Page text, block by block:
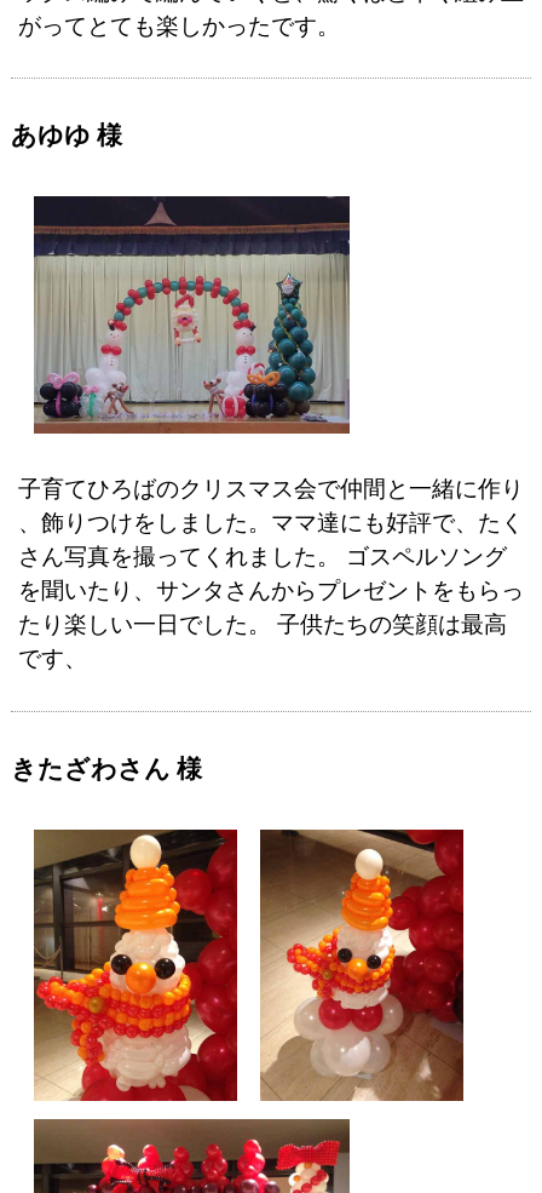
がってとても楽しかったです。
あゆゆ 様
子育てひろばのクリスマス会で仲間と一緒に作り
、飾りつけをしました。ママ達にも好評で、たく
さん写真を撮ってくれました。 ゴスペルソング
を聞いたり、サンタさんからプレゼントをもらっ
たり楽しい一日でした。 子供たちの笑顔は最高
です、
きたざわさん 様